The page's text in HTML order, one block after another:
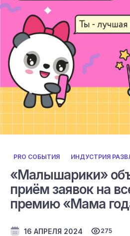
PRO СОБЫТИЯ ИНДУСТРИЯ
«Малышарики»
приём заявок на
премию «Мама
16 АПРЕЛЯ 2024 275